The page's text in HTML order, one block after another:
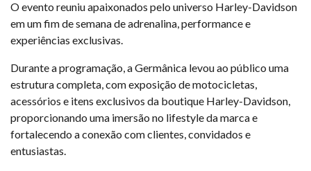
O evento reuniu apaixonados pelo universo Harley-Davidson
em um fim de semana de adrenalina, performance e
experiências exclusivas.
Durante a programação, a Germânica levou ao público uma
estrutura completa, com exposição de motocicletas,
acessórios e itens exclusivos da boutique Harley-Davidson,
proporcionando uma imersão no lifestyle da marca e
fortalecendo a conexão com clientes, convidados e
entusiastas.